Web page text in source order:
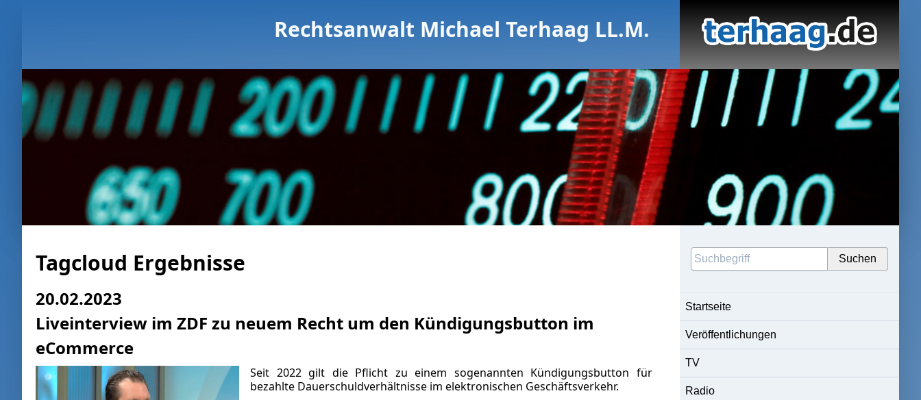
Rechtsanwalt Michael Terhaag LL.M.
Tagcloud Ergebnisse
20.02.2023
Liveinterview im ZDF zu neuem Recht um den Kündigungsbutton im
eCommerce
Seit 2022 gilt die Pflicht zu einem sogenannten Kündigungsbutton für
bezahlte Dauerschuldverhältnisse im elektronischen Geschäftsverkehr.
Startseite
Veröffentlichungen
TV
Radio